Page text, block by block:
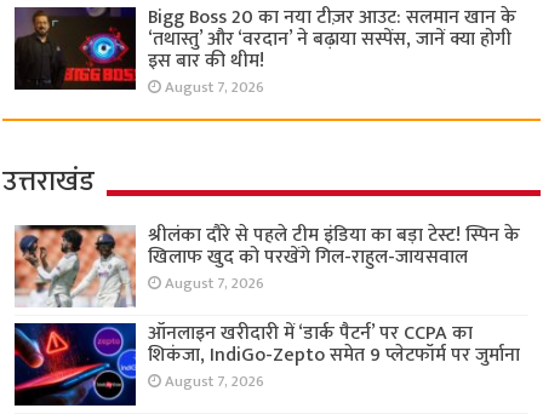
Bigg Boss 20 का नया टीज़र आउट: सलमान खान के
‘तथास्तु’ और ‘वरदान’ ने बढ़ाया सस्पेंस, जानें क्या होगी
इस बार की थीम!
August 7, 2026
उत्तराखंड
श्रीलंका दौरे से पहले टीम इंडिया का बड़ा टेस्ट! स्पिन के
खिलाफ खुद को परखेंगे गिल-राहुल-जायसवाल
August 7, 2026
ऑनलाइन खरीदारी में ‘डार्क पैटर्न’ पर CCPA का
शिकंजा, IndiGo-Zepto समेत 9 प्लेटफॉर्म पर जुर्माना
August 7, 2026